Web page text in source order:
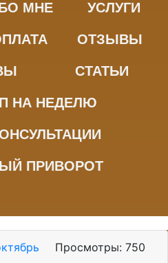
МНЕ УСЛУГИ
ОТЗЫВЫ
СТАТЬИ
НА НЕДЕЛЮ
ПРИВОРОТ
Просмотры:750